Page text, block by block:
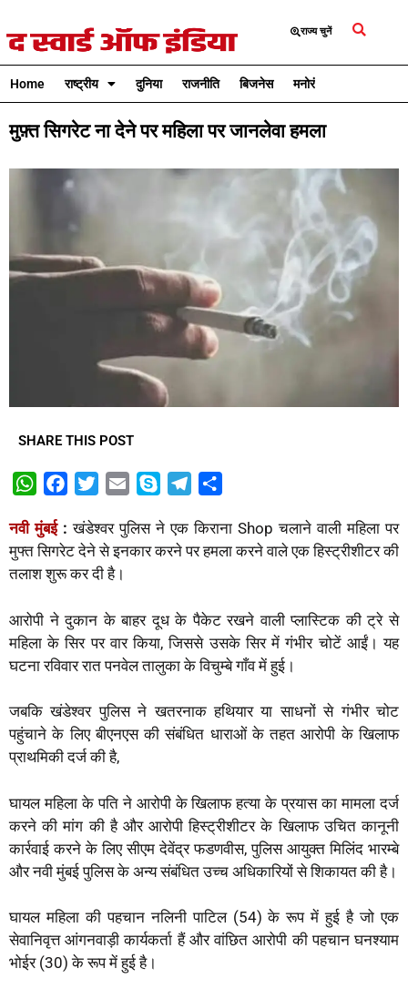
राज्य चुनें
Home राष्ट्रीय दुनिया राजनीति बिजनेस मनोरंजन
मुफ़्त सिगरेट ना देने पर महिला पर जानलेवा हमला
SHARE THIS POST
W
a
t
s
p
p
c
e
b
o
k
i
t
t
a
i
y
p
l
e
a
m
a
r
नवी मुंबई: खंडेश्वर पुलिस ने एक किराना Shop चलाने वाली महिला पर
मुफ्त सिगरेट देने से इनकार करने पर हमला करने वाले एक हिस्ट्रीशीटर की
तलाश शुरू कर दी है।
आरोपी ने दुकान के बाहर दूध के पैकेट रखने वाली प्लास्टिक की ट्रे से
महिला के सिर पर वार किया, जिससे उसके सिर में गंभीर चोटें आईं। यह
घटना रविवार रात पनवेल तालुका के विचुम्बे गाँव में हुई।
जबकि खंडेश्वर पुलिस ने खतरनाक हथियार या साधनों से गंभीर चोट
पहुंचाने के लिए बीएनएस की संबंधित धाराओं के तहत आरोपी के खिलाफ
प्राथमिकी दर्ज की है,
घायल महिला के पति ने आरोपी के खिलाफ हत्या के प्रयास का मामला दर्ज
करने की मांग की है और आरोपी हिस्ट्रीशीटर के खिलाफ उचित कानूनी
कार्रवाई करने के लिए सीएम देवेंद्र फडणवीस, पुलिस आयुक्त मिलिंद भारम्बे
और नवी मुंबई पुलिस के अन्य संबंधित उच्च अधिकारियों से शिकायत की है।
घायल महिला की पहचान नलिनी पाटिल (54) के रूप में हुई है जो एक
सेवानिवृत्त आंगनवाड़ी कार्यकर्ता हैं और वांछित आरोपी की पहचान घनश्याम
भोईर (30) के रूप में हुई है।